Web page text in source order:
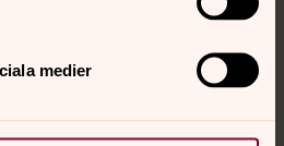
medier
Karlstads pastorat